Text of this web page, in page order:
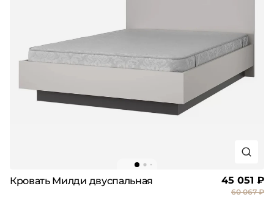
Кровать Милди двуспальная 45 051 ₽
60 067 ₽